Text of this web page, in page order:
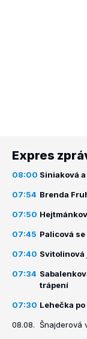
Expres
08:00 Siniaková
07:54 Brenda
07:50
07:45 Palicová
07:40 Svitolinová
07:34
trápení
07:30 Lehečka
08.08. Šnajderová